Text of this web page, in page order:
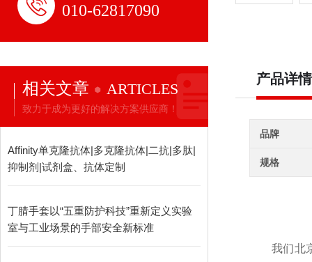
010-62817090
相关文章 ARTICLES
致力于成为更好的解决方案供应商！
Affinity单克隆抗体|多克隆抗体|二抗|多肽|
抑制剂|试剂盒、抗体定制
丁腈手套以“五重防护科技”重新定义实验
室与工业场景的手部安全新标准
产品详情
品牌
规格
我们北